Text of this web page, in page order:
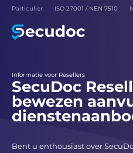
Particulier ISO 27001 / NEN 7510
Informatie voor Resellers
SecuDoc
bewezen
Bent u enthousiast over
Ontdek SecuDoc tijdens een